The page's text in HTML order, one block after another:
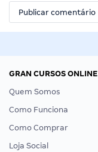
GRAN CURSOS ONLINE
Quem Somos
Como Funciona
Como Comprar
Loja Social